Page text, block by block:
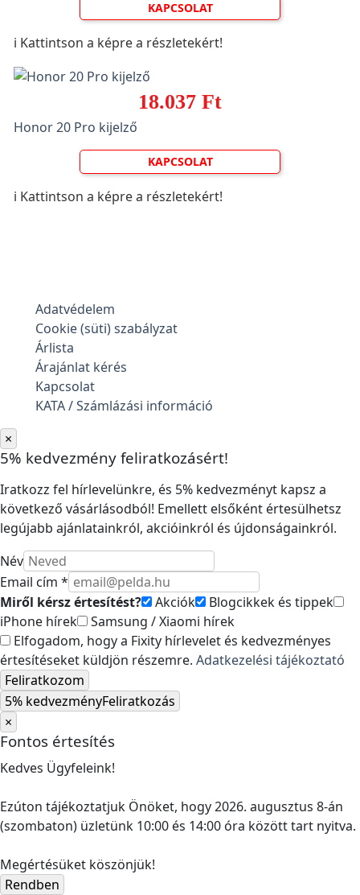
KAPCSOLAT
ℹ️ Kattintson a képre a részletekért!
18.037 Ft
Honor 20 Pro kijelző
KAPCSOLAT
ℹ️ Kattintson a képre a részletekért!
Adatvédelem
Cookie (süti) szabályzat
Árlista
Árajánlat kérés
Kapcsolat
KATA / Számlázási információ
×
5% kedvezmény feliratkozásért!
Iratkozz fel hírlevelünkre, és 5% kedvezményt kapsz a
következő vásárlásodból! Emellett elsőként értesülhetsz
legújabb ajánlatainkról, akcióinkról és újdonságainkról.
Név
Email cím *
Miről kérsz értesítést?
Akciók
Blogcikkek és tippek
iPhone hírek
Samsung / Xiaomi hírek
Elfogadom, hogy a Fixity hírlevelet és kedvezményes
értesítéseket küldjön részemre. Adatkezelési tájékoztató
Feliratkozom
5% kedvezményFeliratkozás
×
Fontos értesítés
Kedves Ügyfeleink!
Ezúton tájékoztatjuk Önöket, hogy 2026. augusztus 8-án
(szombaton) üzletünk 10:00 és 14:00 óra között tart nyitva.
Megértésüket köszönjük!
Rendben